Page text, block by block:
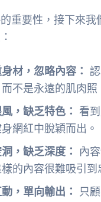
重要性，接下來
材，忽略內容：
不是永遠的肌肉照
，缺乏特色：
看
網紅中脫穎而出。
，缺乏深度：
內
的內容很難吸引到
，單向輸出：
只